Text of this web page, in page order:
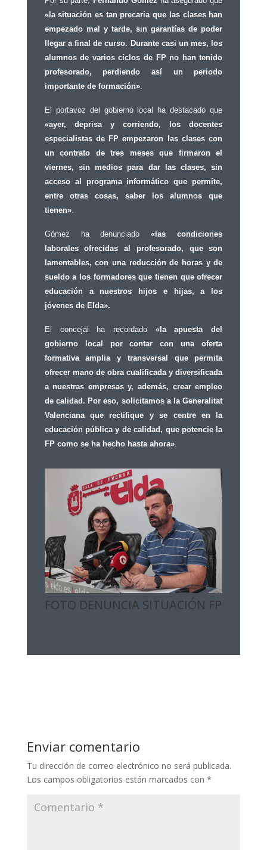
«la situación es tan precaria que las clases han
empezado mal y tarde, sin garantías de poder
llegar a final de curso. Durante casi un mes, los
alumnos de varios ciclos de FP no han tenido
profesorado, perdiendo así un periodo
importante de formación».
El portavoz del gobierno local ha destacado que
«ayer, deprisa y corriendo, los docentes
especialistas de FP empezaron las clases con
un contrato de tres meses que firmaron el
viernes, sin medios para dar las clases, sin
acceso al programa informático que permite,
entre otras cosas, saber los alumnos que
tienen».
Gómez ha denunciado«las condiciones
laborales ofrecidas al profesorado, que son
lamentables, con una reducción de horas y de
sueldo a los formadores que tienen que ofrecer
educación a nuestros hijos e hijas, a los
jóvenes de Elda».
El concejal ha recordado «la apuesta del
gobierno local por contar con una oferta
formativa amplia y transversal que permita
ofrecer mano de obra cualificada y diversificada
a nuestras empresas y, además, crear empleo
de calidad. Por eso, solicitamos a la Generalitat
Valenciana que rectifique y se centre en la
educación pública y de calidad, que potencie la
FP como se ha hecho hasta ahora».
FOTO DENUNCIA SITUACIÓN FP
Enviar comentario
Tu dirección de correo electrónico no será publicada.
Los campos obligatorios están marcados con *